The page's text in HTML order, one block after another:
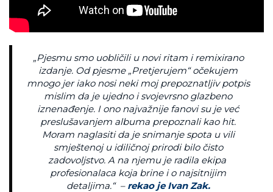
„Pjesmu smo uobličili u novi ritam i remixirano
izdanje. Od pjesme „Pretjerujem“ očekujem
mnogo jer iako nosi neki moj prepoznatljiv potpis
mislim da je ujedno i svojevrsno glazbeno
iznenađenje. I ono najvažnije fanovi su je već
preslušavanjem albuma prepoznali kao hit.
Moram naglasiti da je snimanje spota u vili
smještenoj u idiličnoj prirodi bilo čisto
zadovoljstvo. A na njemu je radila ekipa
profesionalaca koja brine i o najsitnijim
detaljima.“ – rekao je Ivan Zak.